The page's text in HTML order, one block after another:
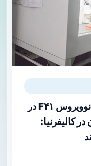
هم‌عفونت ویروس AAV۲ و آدنوویروس F۴۱ در
کالیفرنیا: